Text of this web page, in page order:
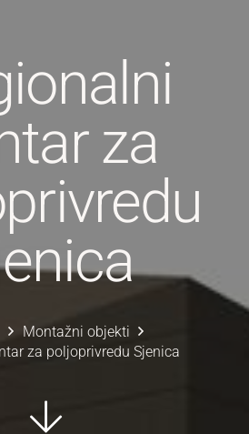
za
Montažni objekti
za poljoprivredu Sjenica